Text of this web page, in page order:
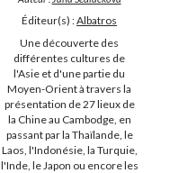
Éditeur(s) :Albatros
Une découverte des
différentes cultures de
l'Asie et d'une partie du
Moyen-Orient à travers la
présentation de 27 lieux de
la Chine au Cambodge, en
passant par la Thaïlande, le
Laos, l'Indonésie, la Turquie,
l'Inde, le Japon ou encore les